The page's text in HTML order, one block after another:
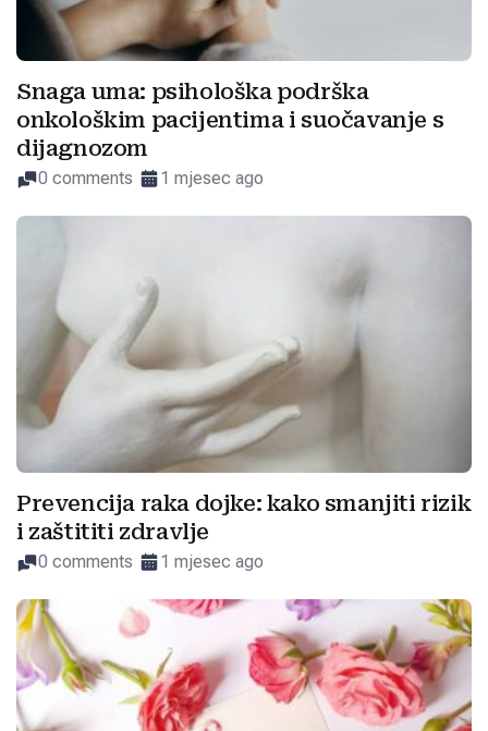
Snaga uma: psihološka podrška
onkološkim pacijentima i suočavanje s
dijagnozom
0 comments 1 mjesec ago
Prevencija raka dojke: kako smanjiti rizik
i zaštititi zdravlje
0 comments 1 mjesec ago